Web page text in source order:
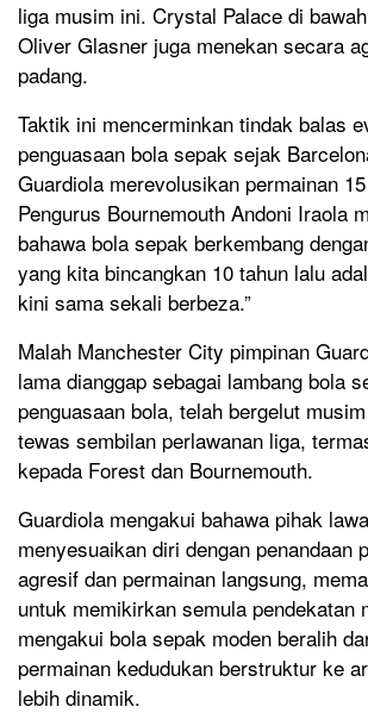
liga musim ini. Crystal Palace di
Oliver Glasner juga menekan secara
padang.
Taktik ini mencerminkan tindak balas
penguasaan bola sepak sejak
Guardiola merevolusikan permainan
Pengurus Bournemouth Andoni Iraola
bahawa bola sepak berkembang
yang kita bincangkan 10 tahun lalu
kini sama sekali berbeza.”
Malah Manchester City pimpinan
lama dianggap sebagai lambang bola
penguasaan bola, telah bergelut
tewas sembilan perlawanan liga,
kepada Forest dan Bournemouth.
Guardiola mengakui bahawa pihak
menyesuaikan diri dengan penandaan
agresif dan permainan langsung,
untuk memikirkan semula pendekatan
mengakui bola sepak moden beralih
permainan kedudukan berstruktur ke
lebih dinamik.